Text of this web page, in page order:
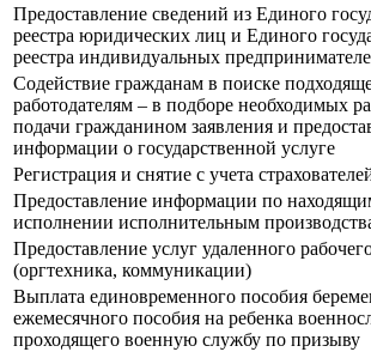
Предоставление сведений из Единого
реестра юридических лиц и Единого
реестра индивидуальных
Содействие гражданам в поиске
работодателям – в подборе необходимых
подачи гражданином заявления и
информации о государственной услуге
Регистрация и снятие с учета
Предоставление информации по
исполнении исполнительным
Предоставление услуг удаленного
(оргтехника, коммуникации)
Выплата единовременного пособия
ежемесячного пособия на ребенка
проходящего военную службу по призыву